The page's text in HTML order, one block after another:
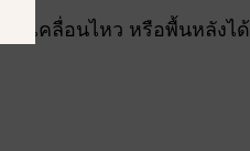
รเคลื่อนไหว หรือพื้นหลังได้